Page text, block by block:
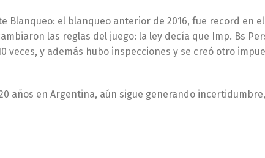
Blanqueo: el blanqueo anterior de 2016, fue record en
las reglas del juego: la ley decía que Imp. Bs
veces, y además hubo inspecciones y se creó otro
años en Argentina, aún sigue generando